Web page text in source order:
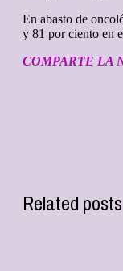
En abasto de
y 81 por ciento en
COMPARTE LA
Related posts